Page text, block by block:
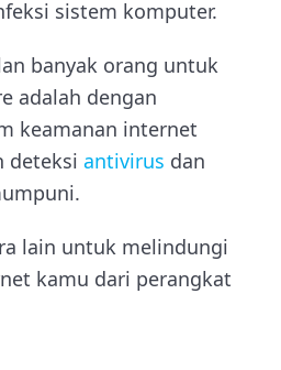
sistem komputer.
banyak orang untuk
adalah dengan
keamanan internet
deteksi antivirus dan
lain untuk melindungi
kamu dari perangkat